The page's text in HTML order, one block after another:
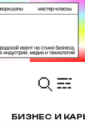
БИЗНЕС И